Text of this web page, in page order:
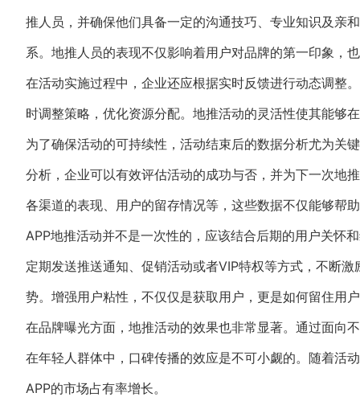
推人员，并确保他们具备一定的沟通技巧、专业知识及亲
系。地推人员的表现不仅影响着用户对品牌的第一印象，
在活动实施过程中，企业还应根据实时反馈进行动态调整
时调整策略，优化资源分配。地推活动的灵活性使其能够
为了确保活动的可持续性，活动结束后的数据分析尤为关
分析，企业可以有效评估活动的成功与否，并为下一次地
各渠道的表现、用户的留存情况等，这些数据不仅能够帮
APP地推活动并不是一次性的，应该结合后期的用户关怀
定期发送推送通知、促销活动或者VIP特权等方式，不断
势。增强用户粘性，不仅仅是获取用户，更是如何留住用
在品牌曝光方面，地推活动的效果也非常显著。通过面向
在年轻人群体中，口碑传播的效应是不可小觑的。随着活
APP的市场占有率增长。